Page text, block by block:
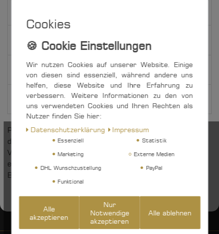
Weitere Details
EU-Verantwortlicher
Hersteller
Praktischer Tauwerkschäkel aus Dyneema, der dank
des Zugbandes leicht, schnell und ohne
Verletzungsgefahr geöffnet werden kann. Vielseitig
einsetzbar, vom Abschleppen bis zur Verankerung von
Bohrinseln.
Cookies
Wir nutzen Cookies auf unserer Website. Einige
von diesen sind essenziell, während andere uns
helfen, diese Website und Ihre Erfahrung zu
verbessern. Weitere Informationen zu den von
uns verwendeten Cookies und Ihren Rechten als
Nutzer finden Sie hier:
Daten­schutz­erklärung
Impressum
Essenziell
Statistik
Marketing
Externe Medien
DHL Wunschzustellung
PayPal
Funktional
Alle
akzeptieren
Nur
Notwendige
akzeptieren
Alle ablehnen